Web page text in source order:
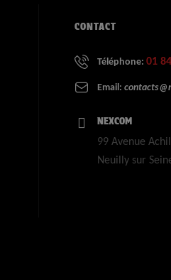
CONTACT
Téléphone: 01
Email:
NEXCOM
99 Avenue
Neuilly sur